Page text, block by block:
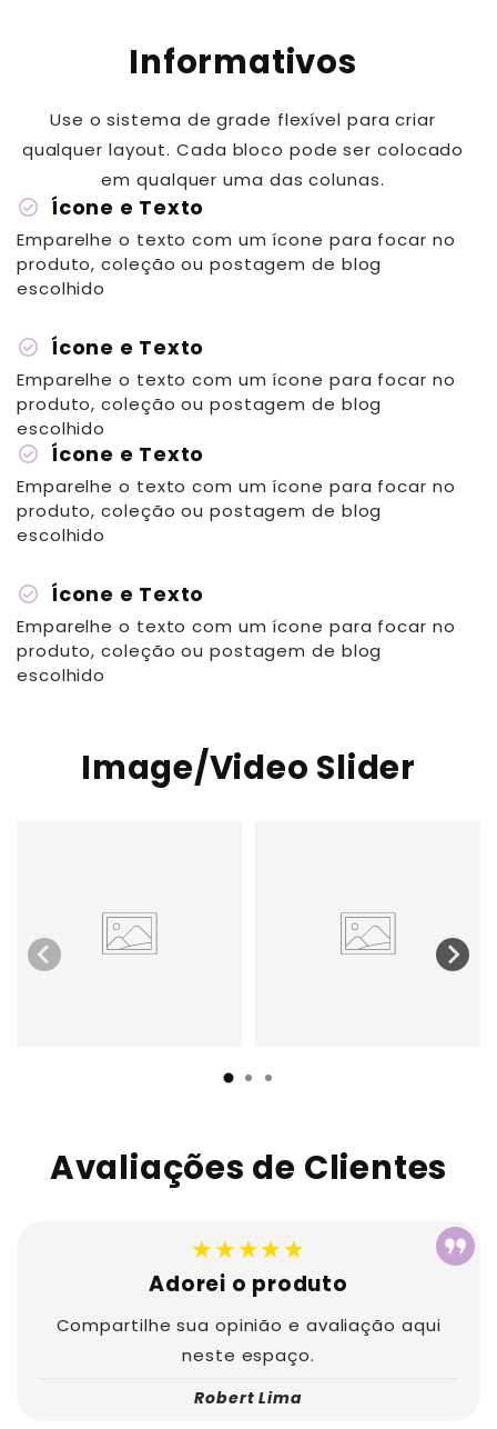
Informativos
Use o sistema de grade flexível para criar
qualquer layout. Cada bloco pode ser colocado
em qualquer uma das colunas.
check_circle Ícone e Texto
Emparelhe o texto com um ícone para focar no
produto, coleção ou postagem de blog
escolhido
check_circle Ícone e Texto
Emparelhe o texto com um ícone para focar no
produto, coleção ou postagem de blog
escolhido
check_circle Ícone e Texto
Emparelhe o texto com um ícone para focar no
produto, coleção ou postagem de blog
escolhido
check_circle Ícone e Texto
Emparelhe o texto com um ícone para focar no
produto, coleção ou postagem de blog
escolhido
Image/Video Slider
Avaliações de Clientes
★★★★★
Adorei o produto
Compartilhe sua opinião e avaliação aqui
neste espaço.
Robert Lima